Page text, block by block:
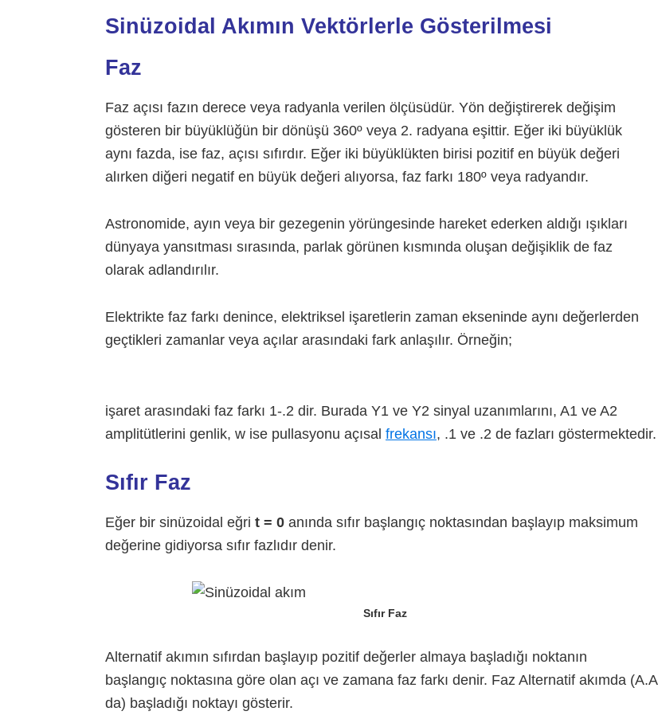
Sinüzoidal Akımın Vektörlerle Gösterilmesi
Faz
Faz açısı fazın derece veya radyanla verilen ölçüsüdür. Yön değiştirerek değişim
gösteren bir büyüklüğün bir dönüşü 360º veya 2. radyana eşittir. Eğer iki büyüklük
aynı fazda, ise faz, açısı sıfırdır. Eğer iki büyüklükten birisi pozitif en büyük değeri
alırken diğeri negatif en büyük değeri alıyorsa, faz farkı 180º veya radyandır.
Astronomide, ayın veya bir gezegenin yörüngesinde hareket ederken aldığı ışıkları
dünyaya yansıtması sırasında, parlak görünen kısmında oluşan değişiklik de faz
olarak adlandırılır.
Elektrikte faz farkı denince, elektriksel işaretlerin zaman ekseninde aynı değerlerden
geçtikleri zamanlar veya açılar arasındaki fark anlaşılır. Örneğin;
işaret arasındaki faz farkı 1-.2 dir. Burada Y1 ve Y2 sinyal uzanımlarını, A1 ve A2
amplitütlerini genlik, w ise pullasyonu açısal frekansı, .1 ve .2 de fazları göstermektedir.
Sıfır Faz
Eğer bir sinüzoidal eğri t = 0 anında sıfır başlangıç noktasından başlayıp maksimum
değerine gidiyorsa sıfır fazlıdır denir.
Sıfır Faz
Alternatif akımın sıfırdan başlayıp pozitif değerler almaya başladığı noktanın
başlangıç noktasına göre olan açı ve zamana faz farkı denir. Faz Alternatif akımda (A.A
da) başladığı noktayı gösterir.